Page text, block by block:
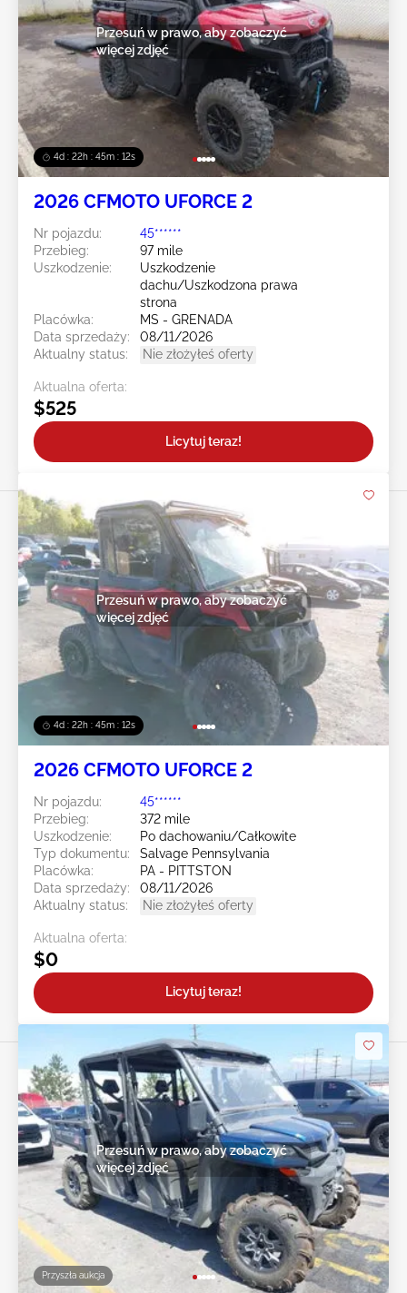
4d : 22h : 45m : 09s
Przesuń w prawo, aby zobaczyć
więcej zdjęć
2026 CFMOTO UFORCE 2
Nr pojazdu:
45******
Przebieg:
97 mile
Uszkodzenie:
Uszkodzenie
dachu/Uszkodzona prawa
strona
Placówka:
MS - GRENADA
Data sprzedaży:
08/11/2026
Aktualny status:
Nie złożyłeś oferty
Aktualna oferta:
$525
Licytuj teraz!
4d : 22h : 45m : 09s
Przesuń w prawo, aby zobaczyć
więcej zdjęć
2026 CFMOTO UFORCE 2
Nr pojazdu:
45******
Przebieg:
372 mile
Uszkodzenie:
Po dachowaniu/Całkowite
Typ dokumentu:
Salvage Pennsylvania
Placówka:
PA - PITTSTON
Data sprzedaży:
08/11/2026
Aktualny status:
Nie złożyłeś oferty
Aktualna oferta:
$0
Licytuj teraz!
Przyszła aukcja
Przesuń w prawo, aby zobaczyć
więcej zdjęć